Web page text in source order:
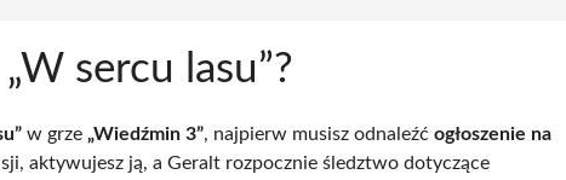
sercu lasu”?
w grze „Wiedźmin 3”, najpierw musisz odnaleźć ogłoszenie na
aktywujesz ją, a Geralt rozpocznie śledztwo dotyczące